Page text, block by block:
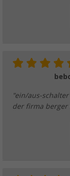
"ein/aus-
der firma berger